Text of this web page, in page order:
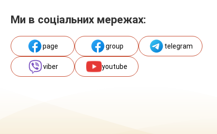
Ми в соціальних мережах:
page group telegram
viber youtube